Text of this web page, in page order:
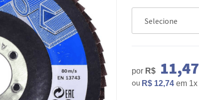
por R$ 11,47
R$ 12,74 em 1x
ou